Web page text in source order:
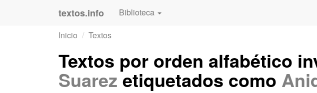
textos.info Biblioteca
Inicio
Textos
Textos por orden alfabético
Suarezetiquetados como